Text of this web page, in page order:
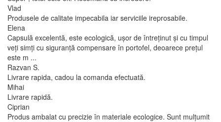
Vlad
Produsele de calitate impecabila iar serviciile ireprosabile.
Elena
Capsulă excelentă, este ecologică, ușor de întreținut și cu timpul
veți simți cu siguranță compensare în portofel, deoarece prețul
este m ...
Razvan S.
Livrare rapida, cadou la comanda efectuată.
Mihai
Livrare rapidă.
Ciprian
Produs ambalat cu precizie în materiale ecologice. Sunt mulțumit